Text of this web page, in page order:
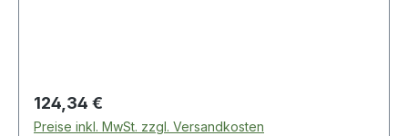
Regulärer Preis:
124,34 €
Preise inkl. MwSt. zzgl. Versandkosten